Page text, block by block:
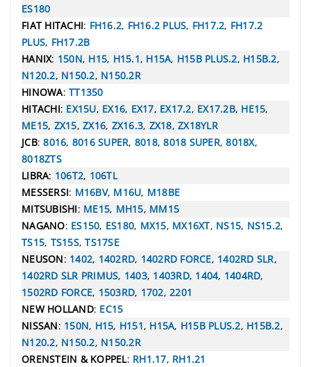
ES180
FIAT HITACHI: FH16.2, FH16.2 PLUS, FH17.2, FH17.2
PLUS, FH17.2B
HANIX: 150N, H15, H15.1, H15A, H15B PLUS.2, H15B.2,
N120.2, N150.2, N150.2R
HINOWA: TT1350
HITACHI: EX15U, EX16, EX17, EX17.2, EX17.2B, HE15,
ME15, ZX15, ZX16, ZX16.3, ZX18, ZX18YLR
JCB:8016, 8016 SUPER, 8018,8018 SUPER,8018X,
8018ZTS
LIBRA: 106T2, 106TL
MESSERSI: M16BV, M16U, M18BE
MITSUBISHI: ME15, MH15, MM15
NAGANO: ES150, ES180, MX15, MX16XT, NS15, NS15.2,
TS15, TS15S,TS17SE
NEUSON: 1402, 1402RD, 1402RD FORCE, 1402RD SLR,
1402RD SLR PRIMUS, 1403, 1403RD, 1404, 1404RD,
1502RD FORCE, 1503RD, 1702, 2201
NEW HOLLAND: EC15
NISSAN: 150N, H15, H151, H15A, H15B PLUS.2, H15B.2,
N120.2, N150.2, N150.2R
ORENSTEIN & KOPPEL: RH1.17, RH1.21